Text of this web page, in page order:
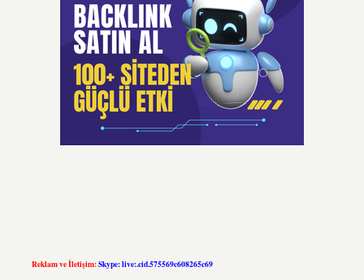
Reklam ve İletişim:Skype: live:.cid.575569c608265c69